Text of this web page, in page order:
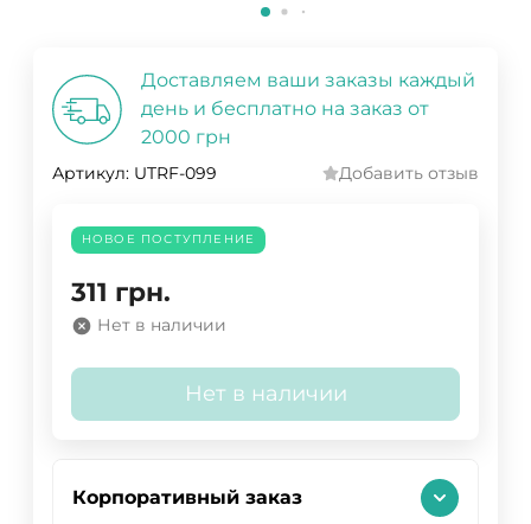
Доставляем ваши заказы каждый
день и бесплатно на заказ от
2000 грн
Артикул: UTRF-099 Добавить отзыв
НОВОЕ ПОСТУПЛЕНИЕ
311 грн.
Нет в наличии
Нет в наличии
Корпоративный заказ